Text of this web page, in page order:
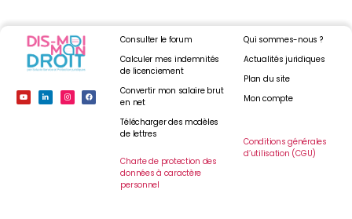
Consulter le forum
Calculer mes indemnités
de licenciement
Convertir mon salaire brut
en net
Télécharger des modèles
de lettres
Charte de protection des
données à caractère
personnel
Qui sommes-nous ?
Actualités juridiques
Plan du site
Mon compte
Conditions générales
d’utilisation (CGU)